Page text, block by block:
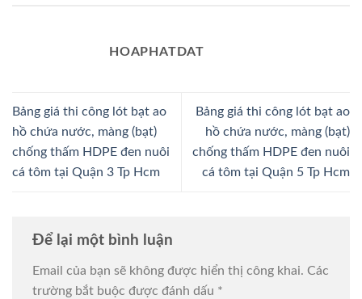
HOAPHATDAT
Bảng giá thi công lót bạt ao
hồ chứa nước, màng (bạt)
chống thấm HDPE đen nuôi
cá tôm tại Quận 3 Tp Hcm
Bảng giá thi công lót bạt ao
hồ chứa nước, màng (bạt)
chống thấm HDPE đen nuôi
cá tôm tại Quận 5 Tp Hcm
Để lại một bình luận
Email của bạn sẽ không được hiển thị công khai. Các
trường bắt buộc được đánh dấu *